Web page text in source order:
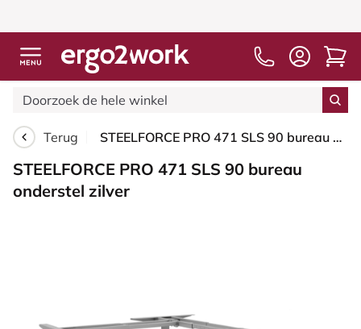
Terug STEELFORCE PRO 471 SLS 90 bureau onderstel zilver
STEELFORCE PRO 471 SLS 90 bureau
onderstel zilver